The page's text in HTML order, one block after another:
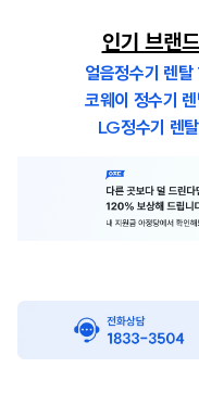
인기 브랜
얼음정수기 렌
코웨이 정수기
LG정수기 렌